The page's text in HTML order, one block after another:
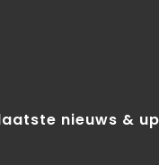
nieuws &